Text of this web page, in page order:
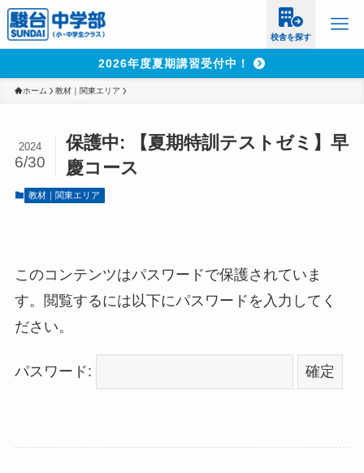
校舎を探す
2026年度夏期講習受付中！
ホーム 教材｜関東エリア
保護中: 【夏期特訓テストゼミ】早
慶コース
2024
6/30
教材｜関東エリア
このコンテンツはパスワードで保護されていま
す。閲覧するには以下にパスワードを入力してく
ださい。
パスワード: